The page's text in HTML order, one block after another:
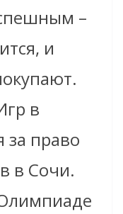
–
и
в
за право
в Сочи.